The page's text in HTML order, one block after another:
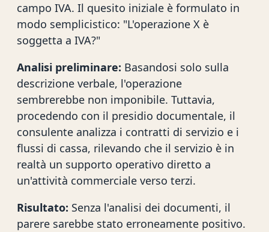
campo IVA. Il quesito iniziale è formulato in
modo semplicistico: "L'operazione X è
soggetta a IVA?"
Analisi preliminare: Basandosi solo sulla
descrizione verbale, l'operazione
sembrerebbe non imponibile. Tuttavia,
procedendo con il presidio documentale, il
consulente analizza i contratti di servizio e i
flussi di cassa, rilevando che il servizio è in
realtà un supporto operativo diretto a
un'attività commerciale verso terzi.
Risultato: Senza l'analisi dei documenti, il
parere sarebbe stato erroneamente positivo.